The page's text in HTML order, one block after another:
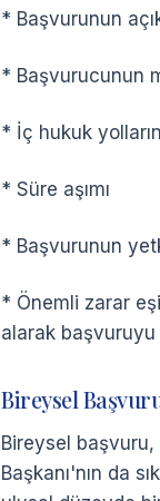
* Başvurunun
* Başvurucunun
* İç hukuk
* Süre aşımı
* Başvurunun
* Önemli zarar
alarak
Bireysel
Bireysel
Başkanı'nın da